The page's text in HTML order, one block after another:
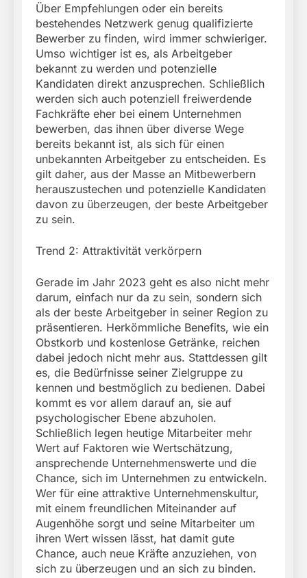
Über Empfehlungen oder ein bereits
bestehendes Netzwerk genug qualifizierte
Bewerber zu finden, wird immer schwieriger.
Umso wichtiger ist es, als Arbeitgeber
bekannt zu werden und potenzielle
Kandidaten direkt anzusprechen. Schließlich
werden sich auch potenziell freiwerdende
Fachkräfte eher bei einem Unternehmen
bewerben, das ihnen über diverse Wege
bereits bekannt ist, als sich für einen
unbekannten Arbeitgeber zu entscheiden. Es
gilt daher, aus der Masse an Mitbewerbern
herauszustechen und potenzielle Kandidaten
davon zu überzeugen, der beste Arbeitgeber
zu sein.
Trend 2: Attraktivität verkörpern
Gerade im Jahr 2023 geht es also nicht mehr
darum, einfach nur da zu sein, sondern sich
als der beste Arbeitgeber in seiner Region zu
präsentieren. Herkömmliche Benefits, wie ein
Obstkorb und kostenlose Getränke, reichen
dabei jedoch nicht mehr aus. Stattdessen gilt
es, die Bedürfnisse seiner Zielgruppe zu
kennen und bestmöglich zu bedienen. Dabei
kommt es vor allem darauf an, sie auf
psychologischer Ebene abzuholen.
Schließlich legen heutige Mitarbeiter mehr
Wert auf Faktoren wie Wertschätzung,
ansprechende Unternehmenswerte und die
Chance, sich im Unternehmen zu entwickeln.
Wer für eine attraktive Unternehmenskultur,
mit einem freundlichen Miteinander auf
Augenhöhe sorgt und seine Mitarbeiter um
ihren Wert wissen lässt, hat damit gute
Chance, auch neue Kräfte anzuziehen, von
sich zu überzeugen und an sich zu binden.